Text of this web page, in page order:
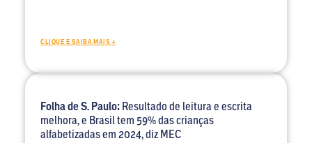
CLIQUE E SAIBA MAIS +
Folha de S. Paulo:Resultado de leitura e escrita
melhora, e Brasil tem 59% das crianças
alfabetizadas em 2024, diz MEC